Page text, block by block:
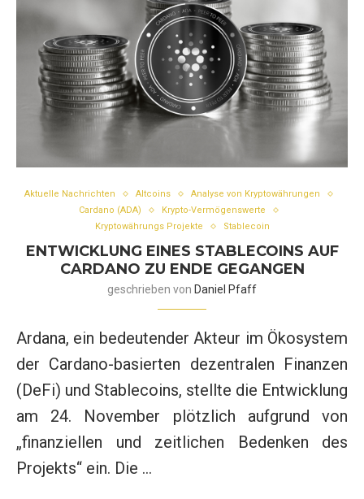
Aktuelle Nachrichten Altcoins
Analyse von Kryptowährungen
Cardano (ADA)
Krypto-Vermögenswerte
Kryptowährungs Projekte
Stablecoin
ENTWICKLUNG EINES STABLECOINS AUF
CARDANO ZU ENDE GEGANGEN
geschrieben von Daniel Pfaff
Ardana, ein bedeutender Akteur im Ökosystem
der Cardano-basierten dezentralen Finanzen
(DeFi) und Stablecoins, stellte die Entwicklung
am 24. November plötzlich aufgrund von
„finanziellen und zeitlichen Bedenken des
Projekts“ ein. Die …